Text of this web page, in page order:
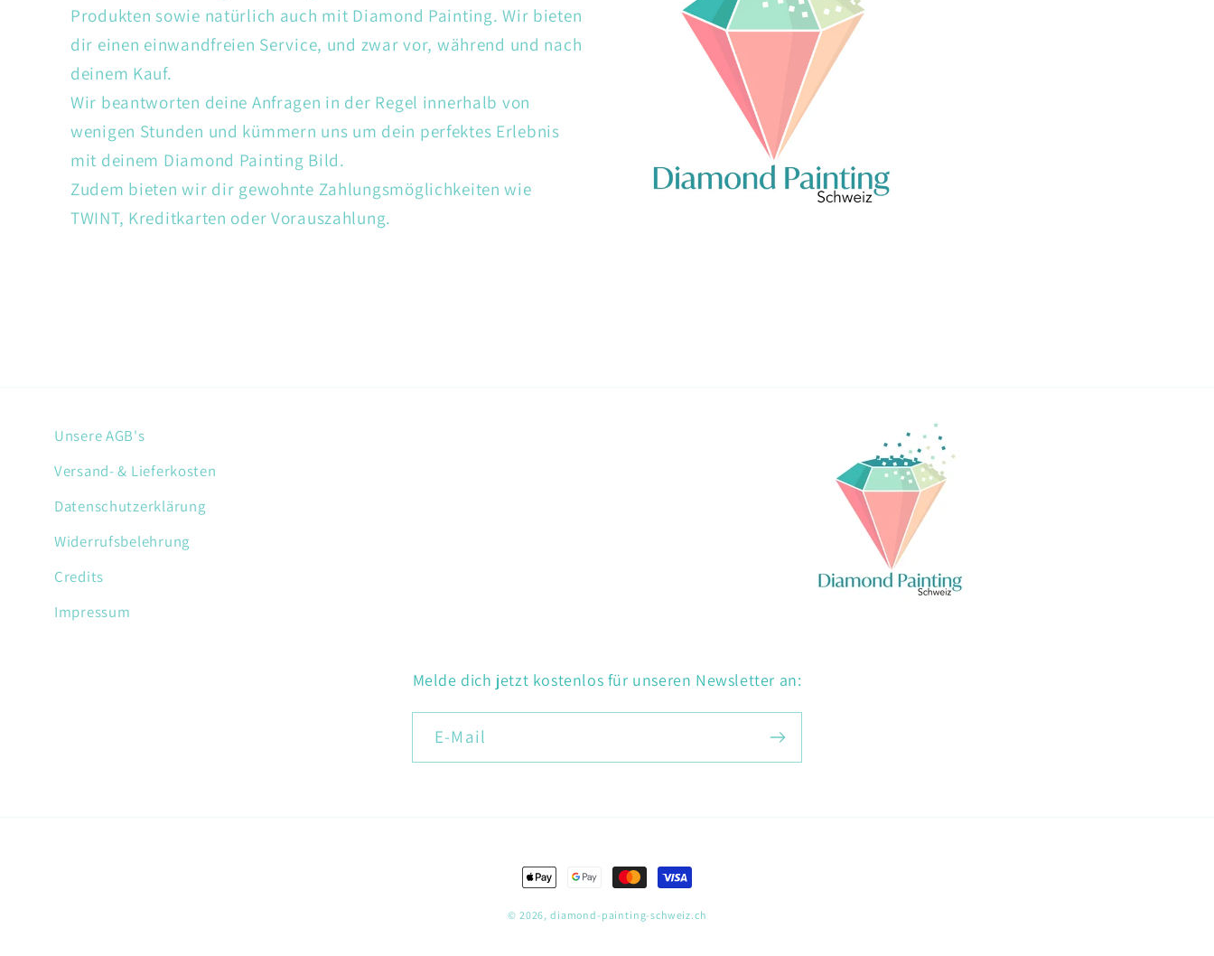
Produkten sowie natürlich auch mit Diamond Painting. Wir bieten
dir einen einwandfreien Service, und zwar vor, während und nach
deinem Kauf.
Wir beantworten deine Anfragen in der Regel innerhalb von
wenigen Stunden und kümmern uns um dein perfektes Erlebnis
mit deinem Diamond Painting Bild.
Zudem bieten wir dir gewohnte Zahlungsmöglichkeiten wie
TWINT, Kreditkarten oder Vorauszahlung.
Unsere AGB's
Versand- & Lieferkosten
Datenschutzerklärung
Widerrufsbelehrung
Credits
Impressum
Melde dich jetzt kostenlos für unseren Newsletter an:
E-Mail
Zahlungsmethoden
© 2026,diamond-painting-schweiz.ch